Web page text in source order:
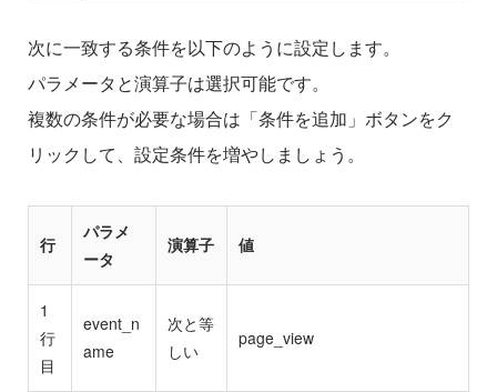
次に一致する条件を以下のように設定します。
パラメータと演算子は選択可能です。
複数の条件が必要な場合は「条件を追加」ボタンをク
リックして、設定条件を増やしましょう。
行
パラメ
ータ
演算子 値
1
行
目
event_n
ame
次と等
しい
page_view